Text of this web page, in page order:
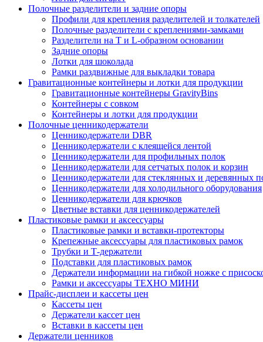
Полочные разделители и задние опоры
Профили для крепления разделителей и толкателей
Полочные разделители с креплениями-замками
Разделители на Т и L-образном основании
Задние опоры
Лотки для шоколада
Рамки раздвижные для выкладки товара
Гравитационные контейнеры и лотки для продукции
Гравитационные контейнеры GravityBins
Контейнеры с совком
Контейнеры и лотки для продукции
Полочные ценникодержатели
Ценникодержатели DBR
Ценникодержатели с клеящейся лентой
Ценникодержатели для профильных полок
Ценникодержатели для сетчатых полок и корзин
Ценникодержатели для стеклянных и деревянных
Ценникодержатели для холодильного оборудования
Ценникодержатели для крючков
Цветные вставки для ценникодержателей
Пластиковые рамки и аксессуары
Пластиковые рамки и вставки-протекторы
Крепежные аксессуары для пластиковых рамок
Трубки и Т-держатели
Подставки для пластиковых рамок
Держатели информации на гибкой ножке с
Рамки и аксессуары ТЕХНО МИНИ
Прайс-дисплеи и кассеты цен
Кассеты цен
Держатели кассет цен
Вставки в кассеты цен
Держатели ценников